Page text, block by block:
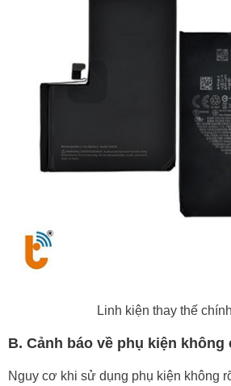
Linh kiện thay thế
B. Cảnh báo về phụ kiện không
Nguy cơ khi sử dụng phụ kiện không